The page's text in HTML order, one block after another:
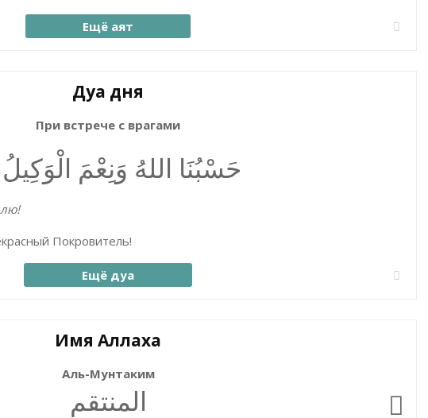
Ещё аят
Дуа дня
При встрече с врагами
حَسْبُنَا اللهُ وَنِعْمَ الْوَكِيلُ
Покровитель!
Ещё дуа
Имя Аллаха
Аль-Мунтаким
المنتقم